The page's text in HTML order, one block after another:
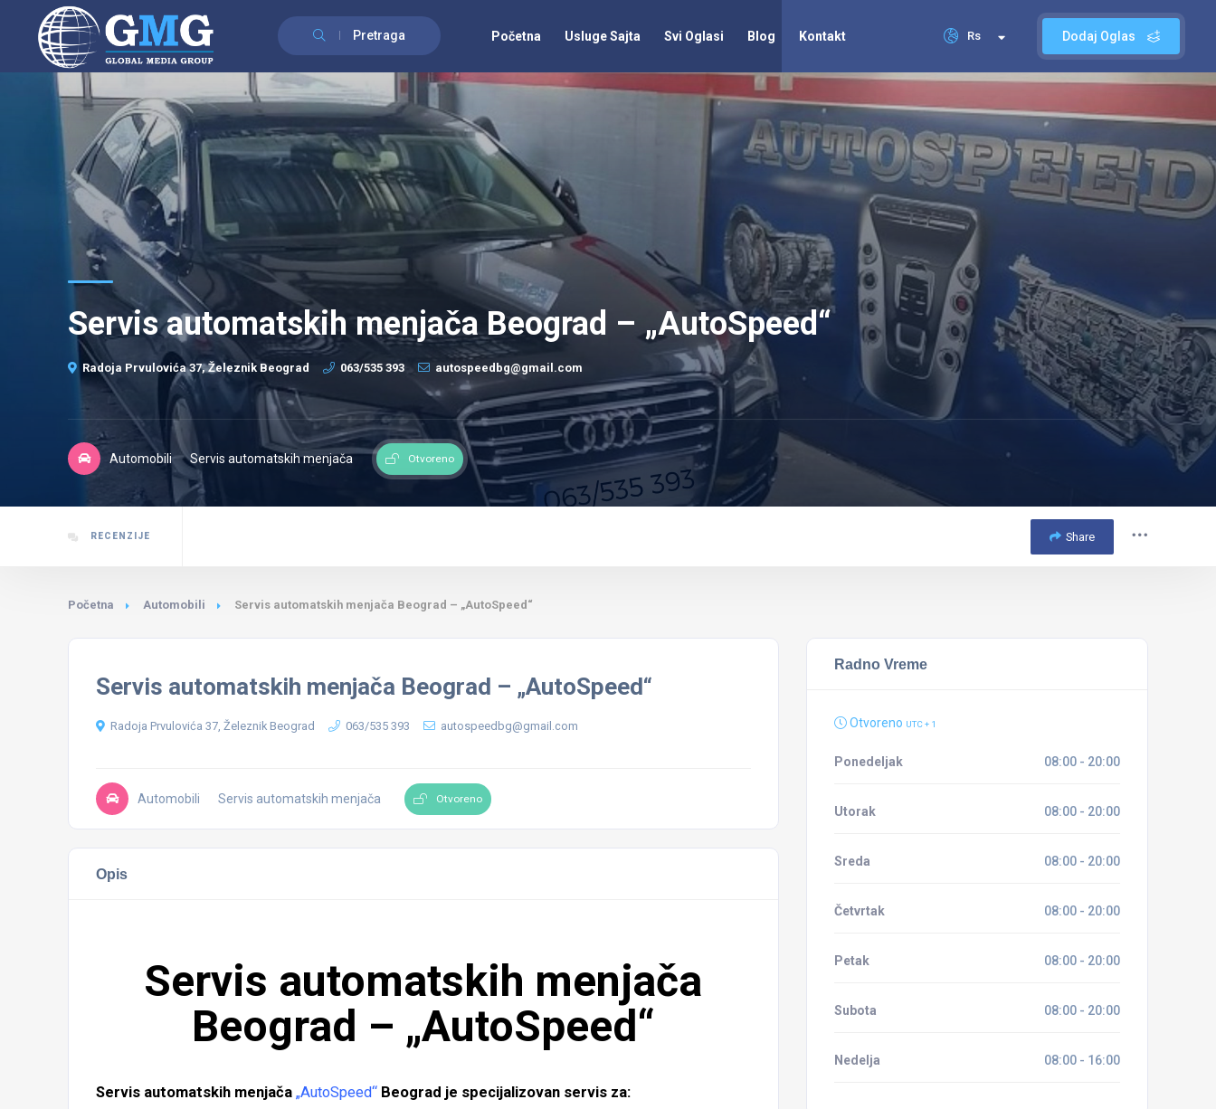
Pretraga Dodaj Oglas
Rs
Početna Usluge Sajta Svi Oglasi Blog Kontakt
Servis automatskih menjača Beograd – „AutoSpeed“
Radoja Prvulovića 37, Železnik Beograd 063/535 393 autospeedbg@gmail.com
Automobili Servis automatskih menjača Otvoreno
RECENZIJE Share
Početna Automobili Servis automatskih menjača Beograd – „AutoSpeed“
Servis automatskih menjača Beograd – „AutoSpeed“
Radoja Prvulovića 37, Železnik Beograd 063/535 393 autospeedbg@gmail.com
Automobili Servis automatskih menjača Otvoreno
Opis
Servis automatskih menjača
Beograd – „AutoSpeed“
Servis automatskih menjača „AutoSpeed“ Beograd je specijalizovan servis za:
Radno Vreme
Otvoreno UTC + 1
Ponedeljak 08:00 - 20:00
Utorak 08:00 - 20:00
Sreda 08:00 - 20:00
Četvrtak 08:00 - 20:00
Petak 08:00 - 20:00
Subota 08:00 - 20:00
Nedelja 08:00 - 16:00